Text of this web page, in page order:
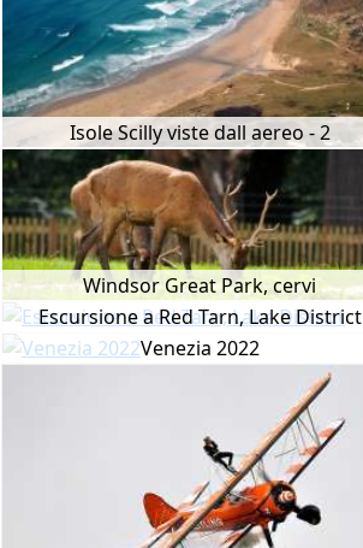
Isole Scilly viste dall aereo - 2
Windsor Great Park, cervi
Escursione a Red Tarn, Lake District
Venezia 2022